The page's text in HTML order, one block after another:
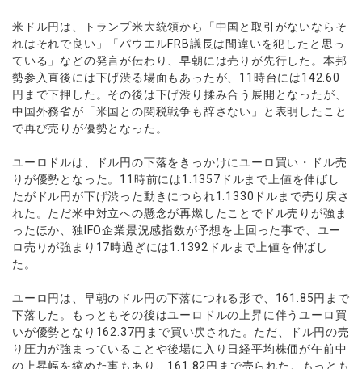
米ドル円は、トランプ米大統領から「中国と取引がないならそ
れはそれで良い」「パウエルFRB議長は間違いを犯したと思っ
ている」などの発言が伝わり、早朝には売りが先行した。本邦
勢参入直後には下げ渋る場面もあったが、11時台には142.60
円まで下押した。その後は下げ渋り揉み合う展開となったが、
中国外務省が「米国との関税戦争も辞さない」と表明したこと
で再び売りが優勢となった。
ユーロドルは、ドル円の下落をきっかけにユーロ買い・ドル売
りが優勢となった。11時前には1.1357ドルまで上値を伸ばし
たがドル円が下げ渋った動きにつられ1.1330ドルまで売り戻さ
れた。ただ米中対立への懸念が再燃したことでドル売りが強ま
ったほか、独IFO企業景況感指数が予想を上回った事で、ユー
ロ売りが強まり17時過ぎには1.1392ドルまで上値を伸ばし
た。
ユーロ円は、早朝のドル円の下落につれる形で、161.85円まで
下落した。もっともその後はユーロドルの上昇に伴うユーロ買
いが優勢となり162.37円まで買い戻された。ただ、ドル円の売
り圧力が強まっていることや後場に入り日経平均株価が午前中
の上昇幅を縮めた事もあり、161.82円まで売られた。もっとも